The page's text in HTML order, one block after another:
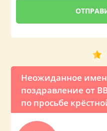
Неожиданное
поздравление от
по просьбе